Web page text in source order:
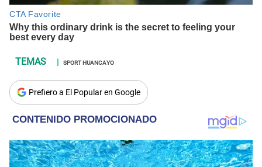
SPORT HUANCAYO
Prefiero a El Popular en Google